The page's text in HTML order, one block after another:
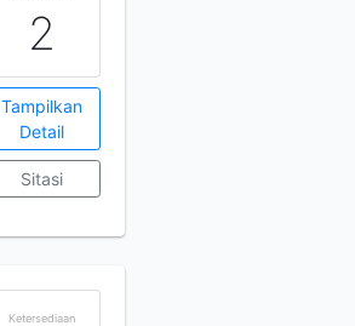
2
Tampilkan
Detail
Sitasi
Ketersediaan